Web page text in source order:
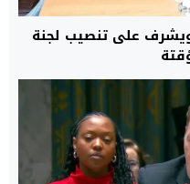
ويشرف على تنصيب لجنة